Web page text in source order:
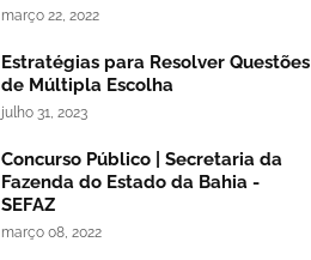
março 22, 2022
Estratégias para Resolver Questões
de Múltipla Escolha
julho 31, 2023
Concurso Público | Secretaria da
Fazenda do Estado da Bahia -
SEFAZ
março 08, 2022